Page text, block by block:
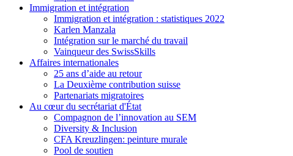
Immigration et intégration
Immigration et intégration : statistiques 2022
Karlen Manzala
Intégration sur le marché du travail
Vainqueur des SwissSkills
Affaires internationales
25 ans d’aide au retour
La Deuxième contribution suisse
Partenariats migratoires
Au cœur du secrétariat d'État
Compagnon de l’innovation au SEM
Diversity & Inclusion
CFA Kreuzlingen: peinture murale
Pool de soutien